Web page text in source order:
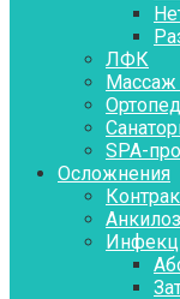
ЛФК
Массаж
SPA-
Осложнения
Aнкилоз